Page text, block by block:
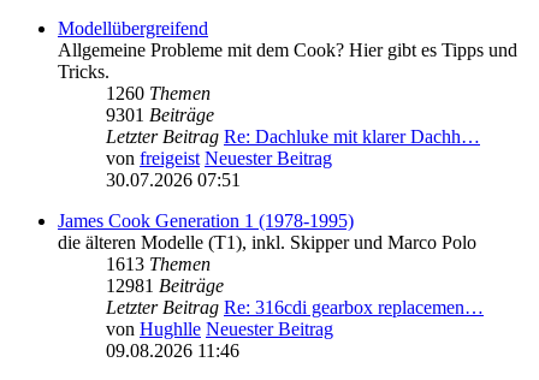
Modellübergreifend
Allgemeine Probleme mit dem Cook? Hier gibt es Tipps und
Tricks.
1260 Themen
9301 Beiträge
Letzter Beitrag Re: Dachluke mit klarer Dachh…
von freigeist Neuester Beitrag
30.07.2026 07:51
James Cook Generation 1 (1978-1995)
die älteren Modelle (T1), inkl. Skipper und Marco Polo
1613 Themen
12981 Beiträge
Letzter Beitrag Re: 316cdi gearbox replacemen…
von Hughlle Neuester Beitrag
09.08.2026 11:46